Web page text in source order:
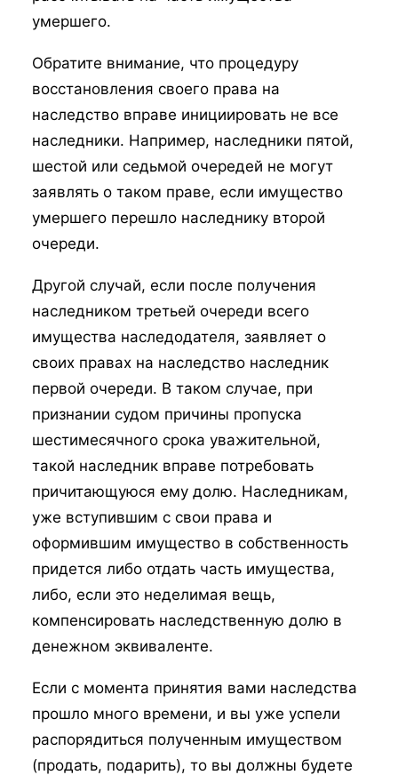
умершего.
Обратите внимание, что процедуру
восстановления своего права на
наследство вправе инициировать не все
наследники. Например, наследники пятой,
шестой или седьмой очередей не могут
заявлять о таком праве, если имущество
умершего перешло наследнику второй
очереди.
Другой случай, если после получения
наследником третьей очереди всего
имущества наследодателя, заявляет о
своих правах на наследство наследник
первой очереди. В таком случае, при
признании судом причины пропуска
шестимесячного срока уважительной,
такой наследник вправе потребовать
причитающуюся ему долю. Наследникам,
уже вступившим с свои права и
оформившим имущество в собственность
придется либо отдать часть имущества,
либо, если это неделимая вещь,
компенсировать наследственную долю в
денежном эквиваленте.
Если с момента принятия вами наследства
прошло много времени, и вы уже успели
распорядиться полученным имуществом
(продать, подарить), то вы должны будете